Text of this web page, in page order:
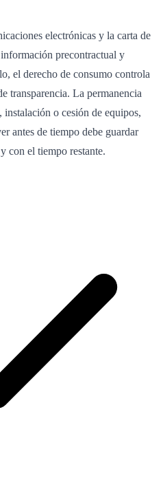
electrónicas y la carta de
precontractual y
el derecho de consumo controla
transparencia. La permanencia
instalación o cesión de equipos,
antes de tiempo debe guardar
con el tiempo restante.